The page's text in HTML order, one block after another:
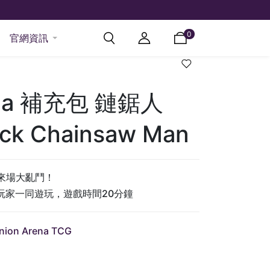
官網資訊 0
補充包 鏈鋸人
Chainsaw Man
大亂鬥！
一同遊玩，遊戲時間20分鐘
Arena TCG